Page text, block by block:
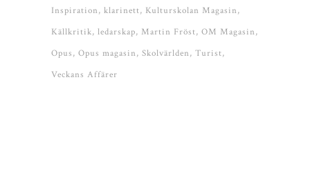
Inspiration klarinett Kulturskolan Magasin
Källkritik ledarskap Martin Fröst OM Magasin
Opus Opus magasin Skolvärlden Turist
Veckans Affärer